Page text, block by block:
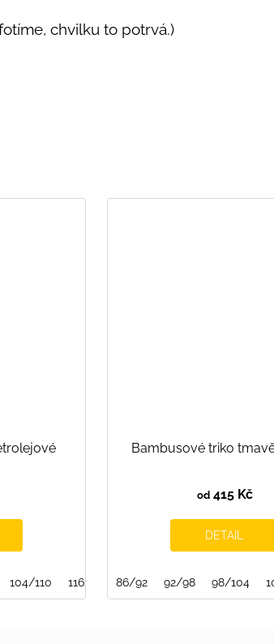
chvilku to potrvá.)
104/110 116/122 122/128 140/146 146/
Bambusové triko
od415 Kč
DETAIL
86/92 92/98 98/104